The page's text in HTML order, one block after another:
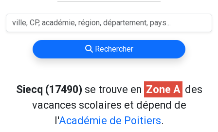
Rechercher
Siecq (17490) se trouve en Zone A des
vacances scolaires et dépend de
l'Académie de Poitiers.